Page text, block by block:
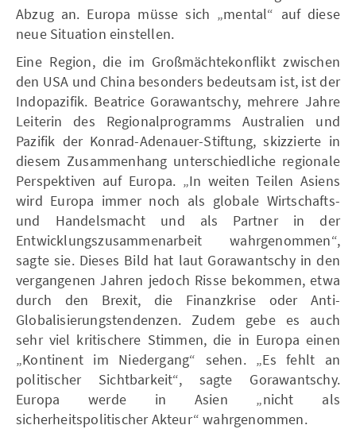
Abzug an. Europa müsse sich „mental“ auf diese
neue Situation einstellen.
Eine Region, die im Großmächtekonflikt zwischen
den USA und China besonders bedeutsam ist, ist der
Indopazifik. Beatrice Gorawantschy, mehrere Jahre
Leiterin des Regionalprogramms Australien und
Pazifik der Konrad-Adenauer-Stiftung, skizzierte in
diesem Zusammenhang unterschiedliche regionale
Perspektiven auf Europa. „In weiten Teilen Asiens
wird Europa immer noch als globale Wirtschafts-
und Handelsmacht und als Partner in der
Entwicklungszusammenarbeit wahrgenommen“,
sagte sie. Dieses Bild hat laut Gorawantschy in den
vergangenen Jahren jedoch Risse bekommen, etwa
durch den Brexit, die Finanzkrise oder Anti-
Globalisierungstendenzen. Zudem gebe es auch
sehr viel kritischere Stimmen, die in Europa einen
„Kontinent im Niedergang“ sehen. „Es fehlt an
politischer Sichtbarkeit“, sagte Gorawantschy.
Europa werde in Asien „nicht als
sicherheitspolitischer Akteur“ wahrgenommen.